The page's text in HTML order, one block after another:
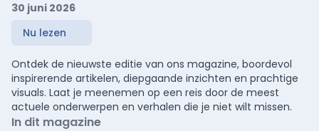
30 juni 2026
Nu lezen
Ontdek de nieuwste editie van ons magazine, boordevol
inspirerende artikelen, diepgaande inzichten en prachtige
visuals. Laat je meenemen op een reis door de meest
actuele onderwerpen en verhalen die je niet wilt missen.
In dit magazine